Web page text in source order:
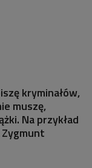
kryminałów,
muszę,
Na przykład